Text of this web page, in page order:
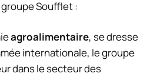
Soufflet :
agroalimentaire, se dresse
internationale, le groupe
dans le secteur des